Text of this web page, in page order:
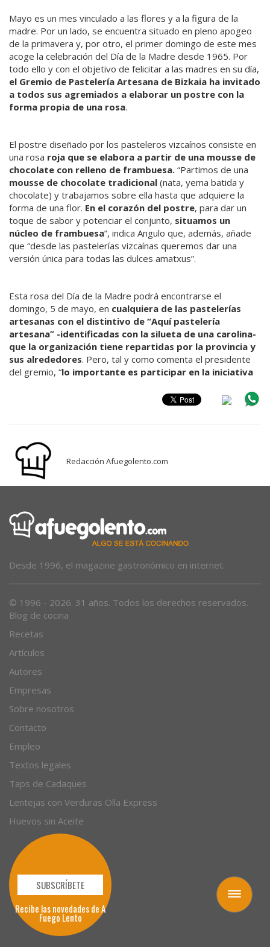
Toggle
navigation
Mayo es un mes vinculado a las flores y a la figura de la
madre. Por un lado, se encuentra situado en pleno apogeo
de la primavera y, por otro, el primer domingo de este mes
acoge la celebración del Día de la Madre desde 1965. Por
todo ello y con el objetivo de felicitar a las madres en su día,
el Gremio de Pastelería Artesana de Bizkaia ha invitado
a todos sus agremiados a elaborar un postre con la
forma propia de una rosa.
El postre diseñado por los pasteleros vizcaínos consiste en
una rosa roja que se elabora a partir de una mousse de
chocolate con relleno de frambuesa. “Partimos de una
mousse de chocolate tradicional (nata, yema batida y
chocolate) y trabajamos sobre ella hasta que adquiere la
forma de una flor. En el corazón del postre, para dar un
toque de sabor y potenciar el conjunto, situamos un
núcleo de frambuesa”, indica Angulo que, además, añade
que “desde las pastelerías vizcaínas queremos dar una
versión única para todas las dulces amatxus”.
Esta rosa del Día de la Madre podrá encontrarse el
domingo, 5 de mayo, en cualquiera de las pastelerías
artesanas con el distintivo de “Aquí pastelería
artesana” -identificadas con la silueta de una carolina-
que la organización tiene repartidas por la provincia y
sus alrededores. Pero, tal y como comenta el presidente
del gremio, “lo importante es participar en la iniciativa
Redacción Afuegolento.com
Desde 1996, el magazine gastronómico en internet.
© 1996 - 2026. 31 años. Todos los derechos reservados.
Blog de cocina
Recetas
Artículos
Autores
Empresas
Sobre nosotros
Contacto
Empleo
Textos legales
Taps de Cadaques
Lentejas con Verduras Olla Express
Huevos sin Aceite
SUBSCRÍBETE
Recibe las novedades de A
Fuego Lento